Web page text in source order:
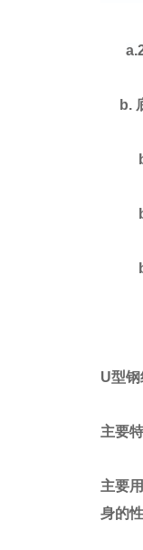
b.
U型
主要
主要
身的